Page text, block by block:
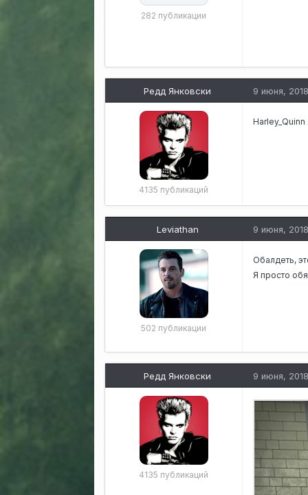
282 публикации
Редд Янковски
4135 публикаций
9 июня, 2018
Harley_Quinn
Leviathan
502 публикации
9 июня, 2018
Обалдеть,
Я просто
Редд Янковски
4135 публикаций
9 июня, 2018